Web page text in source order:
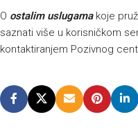
O ostalim uslugamakoje
saznati više u korisničkom
kontaktiranjem Pozivnog